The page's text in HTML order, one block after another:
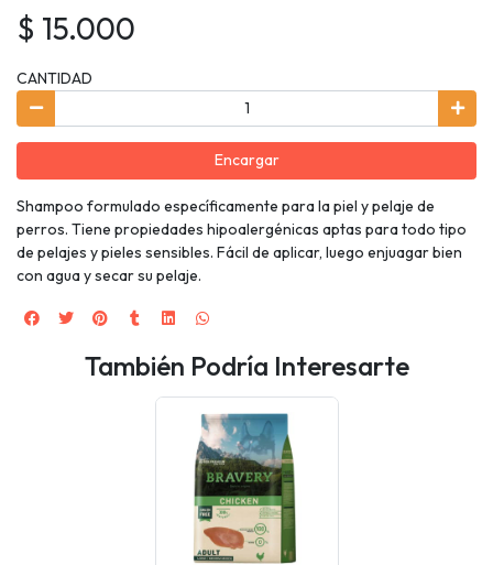
$ 15.000
CANTIDAD
Encargar
Shampoo formulado específicamente para la piel y pelaje de
perros. Tiene propiedades hipoalergénicas aptas para todo tipo
de pelajes y pieles sensibles. Fácil de aplicar, luego enjuagar bien
con agua y secar su pelaje.
También Podría Interesarte